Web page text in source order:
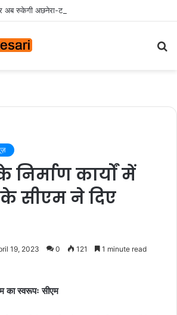
कार्यों में
सीएम ने दिए
19, 2023 0 121 1 minute read
का स्वरूपः सीएम